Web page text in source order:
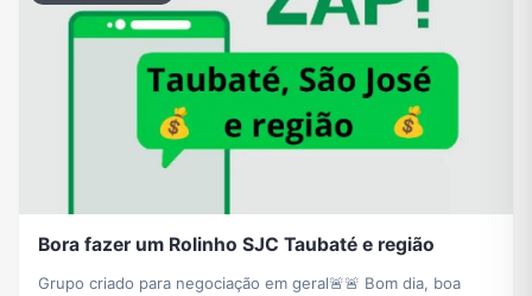
Bora fazer um Rolinho SJC Taubaté e região
Grupo criado para negociação em geral🚨🚨 Bom dia, boa